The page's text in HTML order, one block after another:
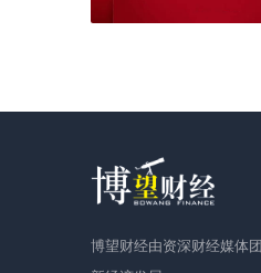
博望财经由资深财经媒体